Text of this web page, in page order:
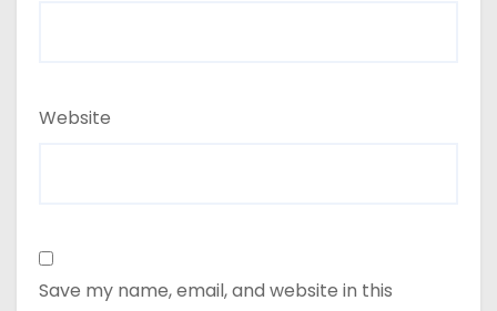
Website
Save my name, email, and website in this